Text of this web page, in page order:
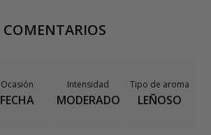
COMENTARIOS
Ocasión
FECHA
Intensidad
MODERADO
Tipo de aroma
LEÑOSO